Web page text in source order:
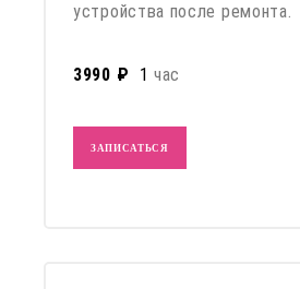
устройства после ремонта.
3990 ₽ 1 час
ЗАПИСАТЬСЯ